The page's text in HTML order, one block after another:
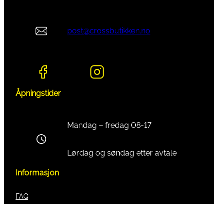
post@crossbutikken.no
Åpningstider
Mandag – fredag 08-17
Lørdag og søndag etter avtale
Informasjon
FAQ